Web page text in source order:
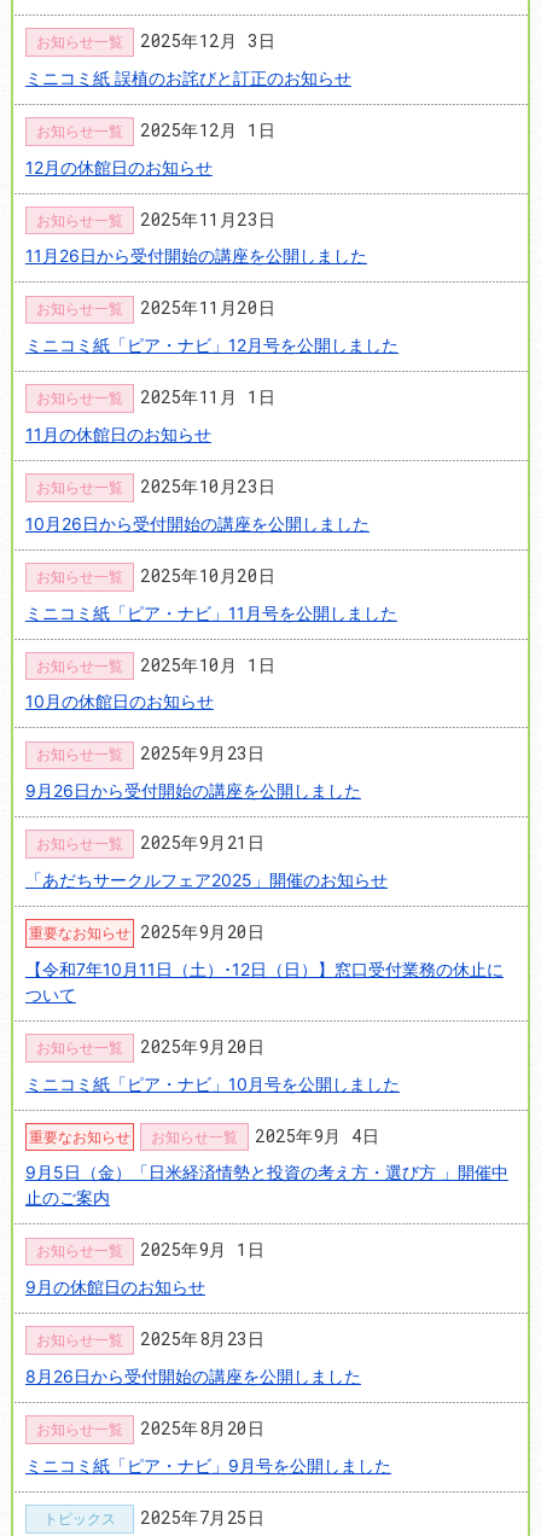
お知らせ一覧 2025年12月 3日
ミニコミ紙 誤植のお詫びと訂正のお知らせ
お知らせ一覧 2025年12月 1日
12月の休館日のお知らせ
お知らせ一覧 2025年11月23日
11月26日から受付開始の講座を公開しました
お知らせ一覧 2025年11月20日
ミニコミ紙「ピア・ナビ」12月号を公開しました
お知らせ一覧 2025年11月 1日
11月の休館日のお知らせ
お知らせ一覧 2025年10月23日
10月26日から受付開始の講座を公開しました
お知らせ一覧 2025年10月20日
ミニコミ紙「ピア・ナビ」11月号を公開しました
お知らせ一覧 2025年10月 1日
10月の休館日のお知らせ
お知らせ一覧 2025年9月23日
9月26日から受付開始の講座を公開しました
お知らせ一覧 2025年9月21日
「あだちサークルフェア2025」開催のお知らせ
重要なお知らせ 2025年9月20日
【令和7年10月11日（土）･12日（日）】窓口受付業務の休止に
ついて
お知らせ一覧 2025年9月20日
ミニコミ紙「ピア・ナビ」10月号を公開しました
重要なお知らせ お知らせ一覧 2025年9月 4日
9月5日（金）「日米経済情勢と投資の考え方・選び方 」開催中
止のご案内
お知らせ一覧 2025年9月 1日
9月の休館日のお知らせ
お知らせ一覧 2025年8月23日
8月26日から受付開始の講座を公開しました
お知らせ一覧 2025年8月20日
ミニコミ紙「ピア・ナビ」9月号を公開しました
トピックス 2025年7月25日